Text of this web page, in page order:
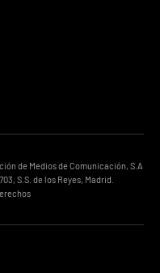
de Medios de Comunicación, S.A
S.S. de los Reyes, Madrid.